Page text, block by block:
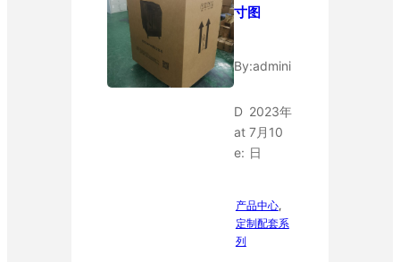
寸图
By:admini
D
at
e:
2023年
7月10
日
产品中心
定制配套系
列